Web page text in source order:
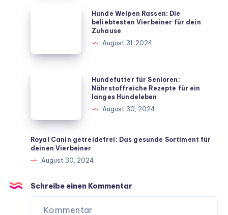
beliebtesten
Hunde Welpen Rassen: Die
beliebtesten Vierbeiner für dein
Zuhause
August 31, 2024
Rezepte
für
ein
langes
Hundefutter für Senioren:
Nährstoffreiche Rezepte für ein
langes Hundeleben
August 30, 2024
Royal Canin getreidefrei: Das gesunde Sortiment für
deinen Vierbeiner
August 30, 2024
Schreibe einen Kommentar